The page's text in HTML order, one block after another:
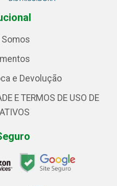
Somos
e Devolução
E TERMOS DE USO DE